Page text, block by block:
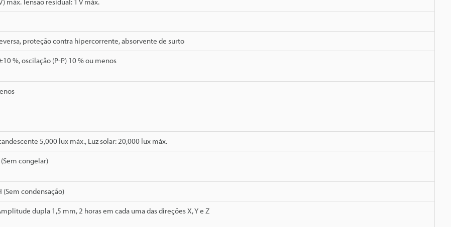
proteção contra hipercorrente, absorvente de surto
%, oscilação (P-P) 10 % ou menos
5,000 lux máx., Luz solar: 20,000 lux máx.
congelar)
(Sem condensação)
dupla 1,5 mm, 2 horas em cada uma das direções X, Y e Z